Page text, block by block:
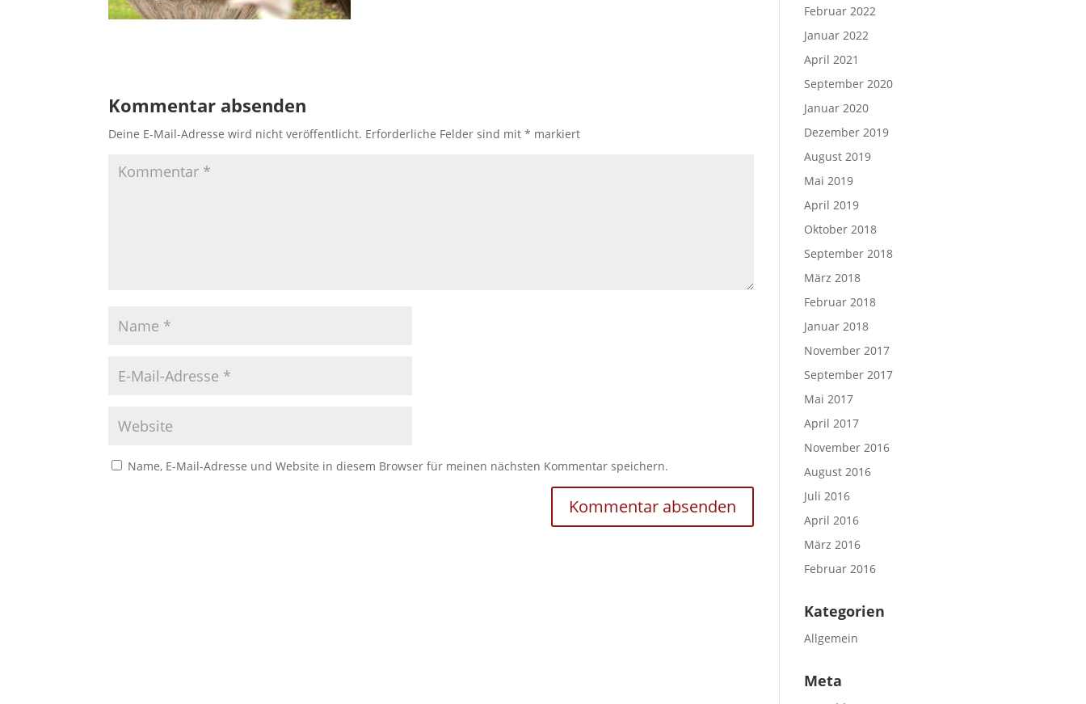
Kommentar absenden
Deine E-Mail-Adresse wird nicht veröffentlicht. Erforderliche Felder sind mit* markiert
Name, E-Mail-Adresse und Website in diesem Browser für meinen nächsten Kommentar speichern.
Februar 2022
Januar 2022
April 2021
September 2020
Januar 2020
Dezember 2019
August 2019
Mai 2019
April 2019
Oktober 2018
September 2018
März 2018
Februar 2018
Januar 2018
November 2017
September 2017
Mai 2017
April 2017
November 2016
August 2016
Juli 2016
April 2016
März 2016
Februar 2016
Kategorien
Allgemein
Meta